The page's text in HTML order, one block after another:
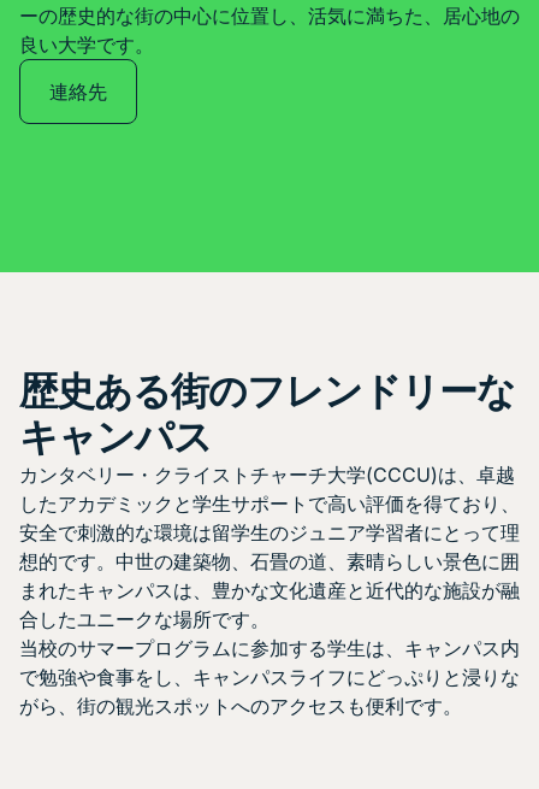
ーの歴史的な街の中心に位置し、活気に満ちた、居心地の
良い大学です。
連絡先
歴史ある街のフレンドリーな
キャンパス
カンタベリー・クライストチャーチ大学(CCCU)は、卓越
したアカデミックと学生サポートで高い評価を得ており、
安全で刺激的な環境は留学生のジュニア学習者にとって理
想的です。中世の建築物、石畳の道、素晴らしい景色に囲
まれたキャンパスは、豊かな文化遺産と近代的な施設が融
合したユニークな場所です。
当校のサマープログラムに参加する学生は、キャンパス内
で勉強や食事をし、キャンパスライフにどっぷりと浸りな
がら、街の観光スポットへのアクセスも便利です。